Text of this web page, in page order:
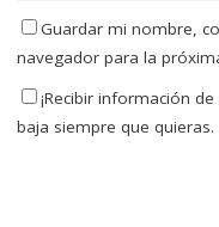
Guardar mi nombre,
navegador para la
¡Recibir información
baja siempre que quieras.